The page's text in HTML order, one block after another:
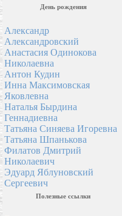
День рождения
Александр
Александровский
Анастасия Одинокова
Николаевна
Антон Кудин
Инна Максимовская
Яковлевна
Наталья Бырдина
Геннадиевна
Татьяна Синяева Игоревна
Татьяна Шпанькова
Филатов Дмитрий
Николаевич
Эдуард Яблуновский
Сергеевич
Полезные ссылки